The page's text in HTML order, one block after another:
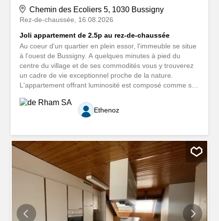
Chemin des Ecoliers 5, 1030 Bussigny
Rez-de-chaussée
16.08.2026
Joli appartement de 2.5p au rez-de-chaussée
Au coeur d'un quartier en plein essor, l'immeuble se situe
à l'ouest de Bussigny. A quelques minutes à pied du
centre du village et de ses commodités vous y trouverez
un cadre de vie exceptionnel proche de la nature.
L'appartement offrant luminosité est composé comme suit
équipée Un séjour donnant sur le jardin Une chambre
avec sol en parquet Une salle de douche avec installation
équipés de la technologie e-Smart avec un écran tactile
qui vous permettra de maîtriser votre consommation
d'énergie en gérant à tout moment divers paramètres.
Vous aurez également à disposition une boîte sécurisée
pour réceptionner vos colis lorsque vous n'êtes pas à la
maison. Par ailleurs, l'immeuble dispose d'une buanderie
commune, de places de parc ainsi que des potagers.
Ethenoz